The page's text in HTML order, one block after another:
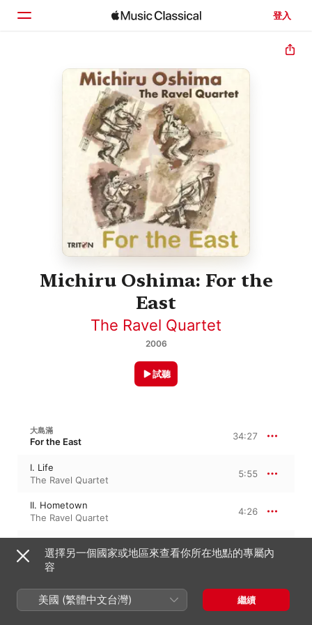
登入
首頁
Michiru Oshima: For the
East
The Ravel Quartet
2006
試聽
大島滿
For the East 34:27
I. Life
The Ravel Quartet
5:55
II. Hometown
The Ravel Quartet
4:26
The Ravel Quartet
4:32
The Ravel Quartet
4:40
選擇另一個國家或地區來查看你所在地點的專屬內
容
美國 (繁體中文台灣) 繼續